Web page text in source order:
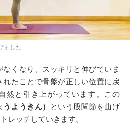
ました
くなり、スッキリと伸びていま
たことで骨盤が正しい位置に戻
然と引き上がっています。この
ようきん）
という股関節を曲げ
レッチしていきます。